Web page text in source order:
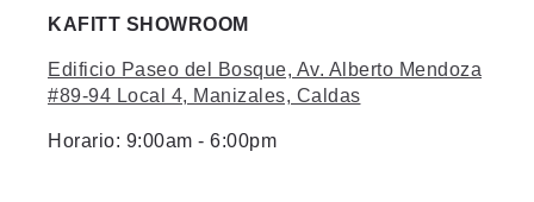
KAFITT SHOWROOM
Edificio Paseo del Bosque, Av. Alberto Mendoza
#89-94 Local 4, Manizales, Caldas
Horario: 9:00am - 6:00pm